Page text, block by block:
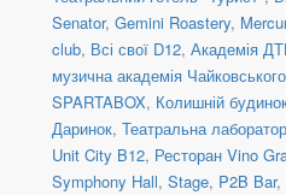
Senator, Gemini Roastery,
club, Всі свої D12, Академія
музична академія Чайковського
SPARTABOX, Колишній
Даринок, Театральна
Unit City B12, Ресторан Vino
Symphony Hall, Stage, P2B Bar,